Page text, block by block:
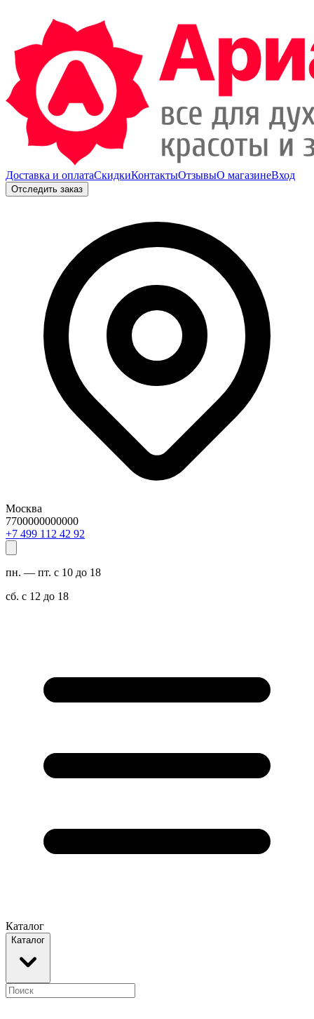
Доставка и оплатаСкидкиКонтактыОтзывыО магазинеВход
Отследить заказ
Москва
7700000000000
29 24 211 994 7+
пн. — пт. с 10 до 18
сб. с 12 до 18
Каталог
Каталог